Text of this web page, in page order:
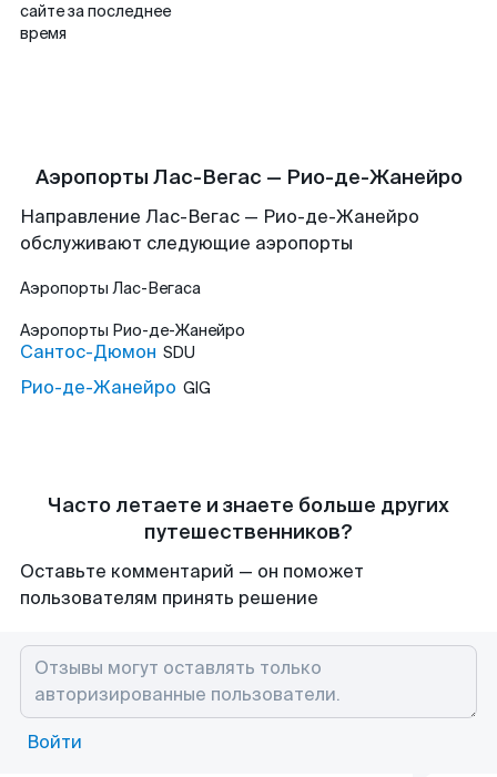
сайте за последнее
время
Аэропорты Лас-Вегас — Рио-де-Жанейро
Направление Лас-Вегас — Рио-де-Жанейро
обслуживают следующие аэропорты
Аэропорты Лас-Вегаса
Аэропорты Рио-де-Жанейро
Сантос-Дюмон SDU
Рио-де-Жанейро GIG
Часто летаете и знаете больше других
путешественников?
Оставьте комментарий — он поможет
пользователям принять решение
Войти